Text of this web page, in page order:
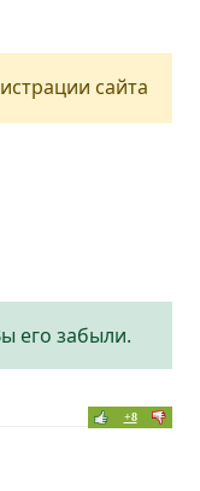
сайта
его забыли.
+8